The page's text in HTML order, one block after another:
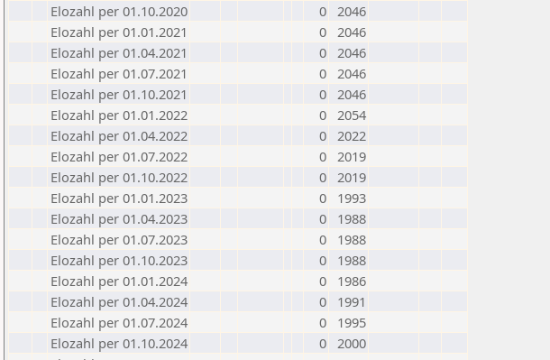
Elozahl per 01.10.2020
0 2046
Elozahl per 01.01.2021
0 2046
Elozahl per 01.04.2021
0 2046
Elozahl per 01.07.2021
0 2046
Elozahl per 01.10.2021
0 2046
Elozahl per 01.01.2022
0 2054
Elozahl per 01.04.2022
0 2022
Elozahl per 01.07.2022
0 2019
Elozahl per 01.10.2022
0 2019
Elozahl per 01.01.2023
0
1993
Elozahl per 01.04.2023
0
1988
Elozahl per 01.07.2023
0
1988
Elozahl per 01.10.2023
0
1988
Elozahl per 01.01.2024
0
1986
Elozahl per 01.04.2024
0
1991
Elozahl per 01.07.2024
0
1995
Elozahl per 01.10.2024
0 2000